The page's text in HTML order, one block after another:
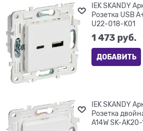
IEK SKANDY
Розетка USB
U22-018-K01
1 473 руб.
ДОБАВИТЬ
IEK SKANDY
Розетка
A14W SK-AK20-